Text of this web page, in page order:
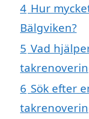
4 Hur
Bälgviken?
5 Vad
6 Sök efter